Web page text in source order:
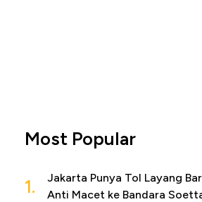
Most Popular
1.
Jakarta Punya Tol Layang
Anti Macet ke Bandara